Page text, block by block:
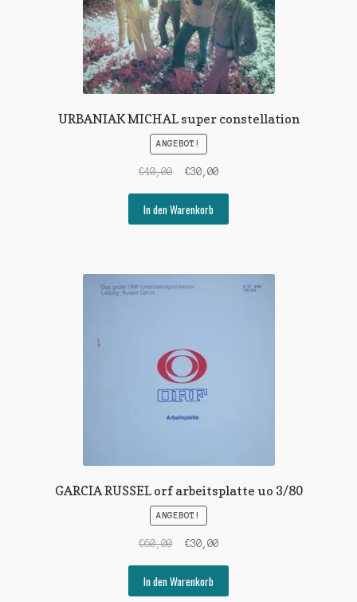
URBANIAK MICHAL super constellation
ANGEBOT!
€40,00
Ursprünglicher
war:
€40,00
€30,00Aktueller
€30,00.
In den Warenkorb
GARCIA RUSSEL orf arbeitsplatte uo 3/80
ANGEBOT!
€60,00
Ursprünglicher
war:
€60,00
€30,00Aktueller
€30,00.
In den Warenkorb